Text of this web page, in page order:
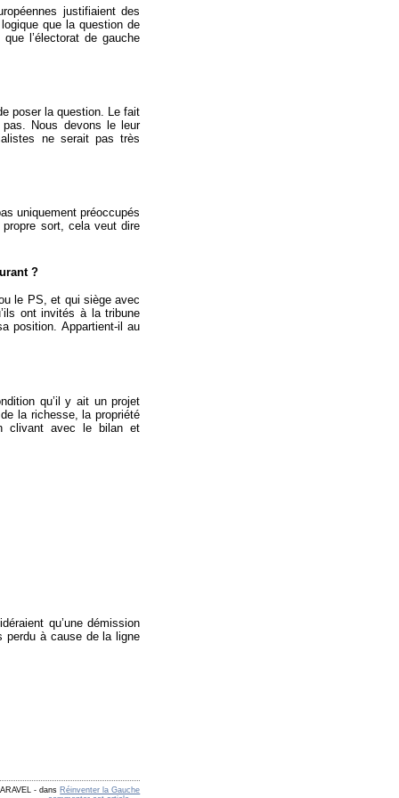
justifiaient des
que la question de
l’électorat de gauche
poser la question. Le fait
Nous devons le leur
ne serait pas très
uniquement préoccupés
propre sort, cela veut dire
?
le PS, et qui siège avec
ont invités à la tribune
position. Appartient-il au
qu’il y ait un projet
la richesse, la propriété
clivant avec le bilan et
qu’une démission
perdu à cause de la ligne
- dans Réinventer la Gauche